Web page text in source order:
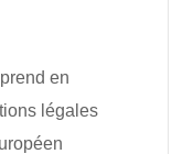
en
légales